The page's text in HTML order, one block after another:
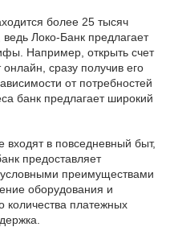
более 25 тысяч
Локо-Банк предлагает
Например, открыть счет
сразу получив его
от потребностей
банк предлагает широкий
входят в повседневный быт,
предоставляет
преимуществами
оборудования и
количества платежных